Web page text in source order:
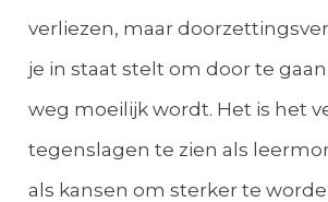
verliezen, maar
je in staat stelt om door te
weg moeilijk wordt. Het is het
tegenslagen te zien als
als kansen om sterker te